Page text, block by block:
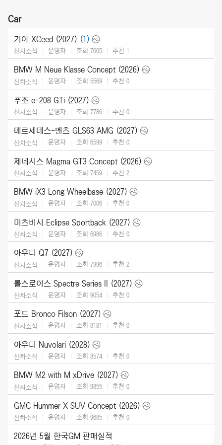
Car
기아 XCeed (2027) (1)
신차소식 운영자 조회 7605 추천 1
BMW M Neue Klasse Concept (2026)
신차소식 운영자 조회 5569 추천 0
푸조 e-208 GTi (2027)
신차소식 운영자 조회 7786 추천 0
메르세데스-벤츠 GLS63 AMG (2027)
신차소식 운영자 조회 6599 추천 0
제네시스 Magma GT3 Concept (2026)
신차소식 운영자 조회 7459 추천 2
BMW iX3 Long Wheelbase (2027)
신차소식 운영자 조회 7006 추천 0
미츠비시 Eclipse Sportback (2027)
신차소식 운영자 조회 6986 추천 0
아우디 Q7 (2027)
신차소식 운영자 조회 7996 추천 2
롤스로이스 Spectre Series II (2027)
신차소식 운영자 조회 9054 추천 0
포드 Bronco Filson (2027)
신차소식 운영자 조회 8181 추천 0
아우디 Nuvolari (2028)
신차소식 운영자 조회 8574 추천 0
BMW M2 with M xDrive (2027)
신차소식 운영자 조회 9855 추천 0
GMC Hummer X SUV Concept (2026)
신차소식 운영자 조회 9685 추천 0
2026년 5월 한국GM 판매실적